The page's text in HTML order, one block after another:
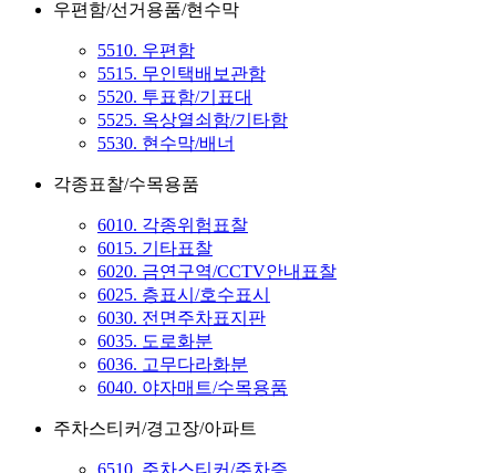
우편함/선거용품/현수막
5510. 우편함
5515. 무인택배보관함
5520. 투표함/기표대
5525. 옥상열쇠함/기타함
5530. 현수막/배너
각종표찰/수목용품
6010. 각종위험표찰
6015. 기타표찰
6020. 금연구역/CCTV안내표찰
6025. 층표시/호수표시
6030. 전면주차표지판
6035. 도로화분
6036. 고무다라화분
6040. 야자매트/수목용품
주차스티커/경고장/아파트
6510. 주차스티커/주차증